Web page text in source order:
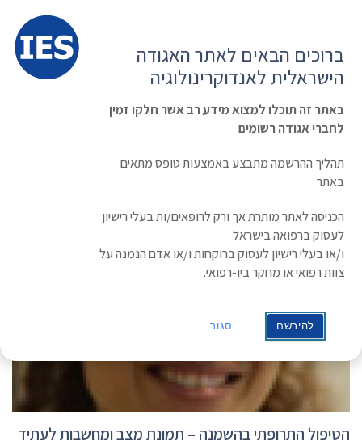
הרשמה ועדכון נתונים
כניסת חברים
ראשי » תעוד מפגש
ד”ר ליאת ברזילי יוסף
הטיפול התרופתי בהשמנה – תמונת מצב ומחשבות לעתיד
ברוכים הבאים לאתר האגודה
הישראלית לאנדוקרינולוגיה
באתר זה תוכלו למצוא מידע רב אשר חלקו זמין
לחברי אגודה רשומים
תהליך ההרשמה מתבצע באמצעות טופס מתאים
באתר
הכניסה לאתר מותרת אך ורק לרופאים/ות בעלי רישיון
לעסוק ברפואה בישראל
ו/או בעלי רישיון לעסוק ברוקחות ו/או אדם הנמנה על
צוות רפואי או מחקר ביו-רפואי.
להירשם סגור